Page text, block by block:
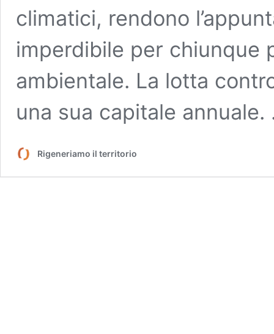
climatici, rendono
imperdibile per chiunque
ambientale. La lotta
una sua capitale
Rigeneriamo il territorio